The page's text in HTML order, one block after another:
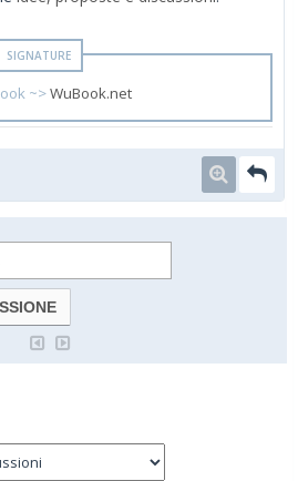
~>WuBook.net